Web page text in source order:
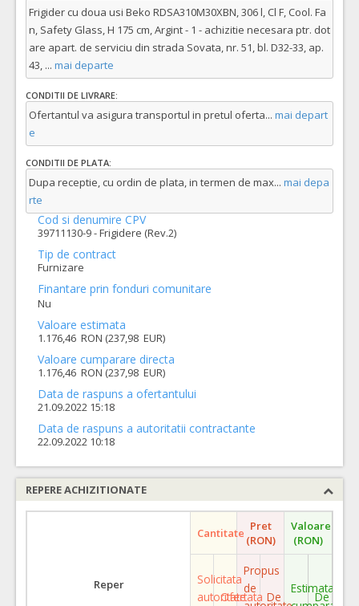
Frigider cu doua usi Beko RDSA310M30XBN, 306 l, Cl F, Cool. Fa
n, Safety Glass, H 175 cm, Argint - 1 - achizitie necesara ptr. dot
are apart. de serviciu din strada Sovata, nr. 51, bl. D32-33, ap.
43, ... mai departe
CONDITII DE LIVRARE:
Ofertantul va asigura transportul in pretul oferta... mai depart
e
CONDITII DE PLATA:
Dupa receptie, cu ordin de plata, in termen de max... mai depa
rte
Cod si denumire CPV
39711130-9 - Frigidere (Rev.2)
Tip de contract
Furnizare
Finantare prin fonduri comunitare
Nu
Valoare estimata
1.176,46 RON (237,98 EUR)
Valoare cumparare directa
1.176,46 RON (237,98 EUR)
Data de raspuns a ofertantului
21.09.2022 15:18
Data de raspuns a autoritatii contractante
22.09.2022 10:18
REPERE ACHIZITIONATE
Reper
Cantitate Pret
(RON)
Valoare
(RON)
Solicitata
autoritate
Ofertata
Propus
de
De
Estimata
De